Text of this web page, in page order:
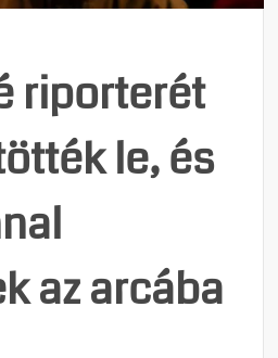
riporterét
le, és
az arcába